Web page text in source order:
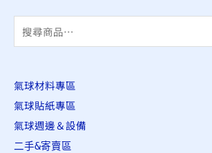
搜
尋
鍵
字
:
氣球材料專區
氣球貼紙專區
氣球週邊＆設備
二手&寄賣區